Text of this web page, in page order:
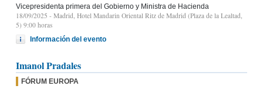
Vicepresidenta primera del Gobierno y Ministra de Hacienda
18/09/2025 - Madrid, Hotel Mandarin Oriental Ritz de Madrid (Plaza de la Lealtad,
5) 9:00 horas
Información del evento
Imanol Pradales
FÓRUM EUROPA